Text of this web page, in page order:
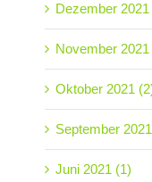
Dezember 2021
November 2021
Oktober 2021
September
Juni 2021 (1)